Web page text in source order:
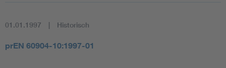
01.01.1997 Historisch
prEN 60904-10:1997-01